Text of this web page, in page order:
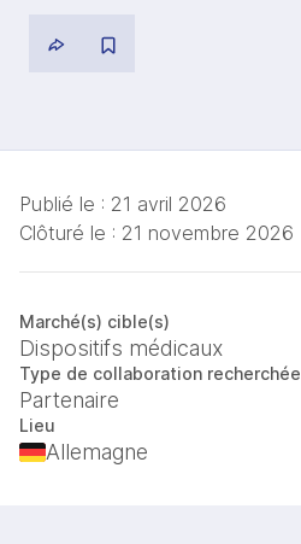
Publié le : 21 avril 2026
Clôturé le : 21 novembre 2026
Marché(s) cible(s)
Dispositifs médicaux
Type de collaboration recherchée
Partenaire
Lieu
Allemagne